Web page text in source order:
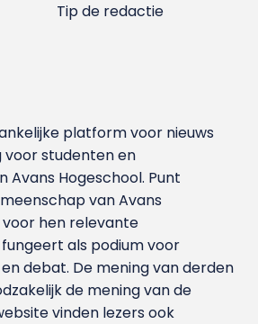
Tip de redactie
platform voor nieuws
voor studenten en
Avans Hoge­school. Punt
van Avans
hen relevante
als podium voor
debat. De mening van derden
de mening van de
vinden lezers ook